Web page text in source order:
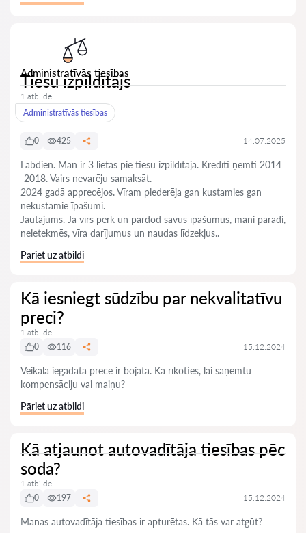
Administratīvās tiesības
Tiesu izpildītājs
1 atbilde
Administratīvās tiesības
0 425 14.07.2025
Labdien. Man ir 3 lietas pie tiesu izpildītāja. Kredīti ņemti 2014
-2018. Vairs nevarēju samaksāt.
2024 gadā apprecējos. Vīram piederēja gan kustamies gan
nekustamie īpašumi.
Jautājums. Ja vīrs pērk un pārdod savus īpašumus, mani parādi,
neietekmēs, vīra darījumus un naudas līdzekļus..
Pāriet uz atbildi
Kā iesniegt sūdzību par nekvalitatīvu
preci?
1 atbilde
0
116 15.12.2024
Veikalā iegādāta prece ir bojāta. Kā rīkoties, lai saņemtu
kompensāciju vai maiņu?
Pāriet uz atbildi
Kā atjaunot autovadītāja tiesības pēc
soda?
1 atbilde
0
197 15.12.2024
Manas autovadītāja tiesības ir apturētas. Kā tās var atgūt?